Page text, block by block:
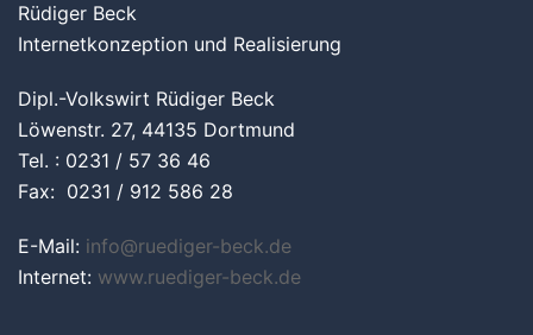
Rüdiger Beck
Internetkonzeption und Realisierung
Dipl.-Volkswirt Rüdiger Beck
Löwenstr. 27, 44135 Dortmund
Tel. : 0231 / 57 36 46
Fax: 0231 / 912 586 28
E-Mail: info@ruediger-beck.de
Internet: www.ruediger-beck.de